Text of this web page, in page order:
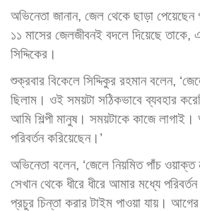
অভিনেতা জানান, জেল থেকে ছাড়া
১১ মাসের জেলজীবনই বদলে দিয়েছে তাকে,
সিদ্দিকের।
শুক্রবার বিকেলে সিদ্দিকুর রহমান বলেন,
ছিলাম। ওই সময়টা সঠিকভাবে ব্যবহার
আমি শিল্পী মানুষ। সময়টাকে কাজে
পরিবর্তন করিয়েছেন।’
অভিনেতা বলেন, ‘জেলে নিয়মিত পাঁচ
সেখান থেকে ধীরে ধীরে আমার মধ্যে
প্রচুর চিন্তা করার টাইম পাওয়া যায়।